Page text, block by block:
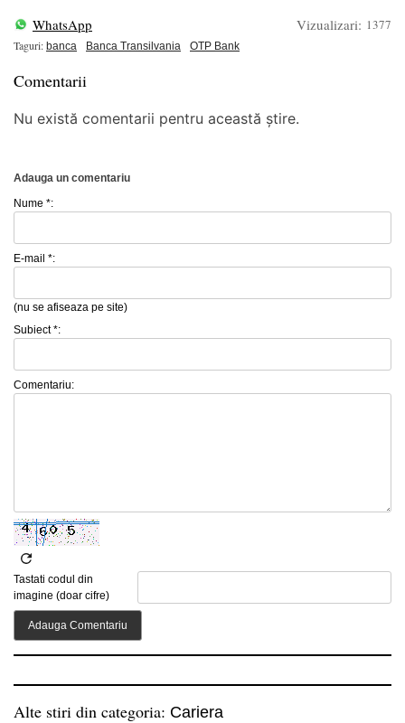
WhatsApp
Vizualizari: 1377
Taguri: banca Banca Transilvania OTP Bank
Comentarii
Nu există comentarii pentru această știre.
Adauga un comentariu
Nume *:
E-mail *:
(nu se afiseaza pe site)
Subiect *:
Comentariu:
Tastati codul din
imagine (doar cifre)
Alte stiri din categoria: Cariera